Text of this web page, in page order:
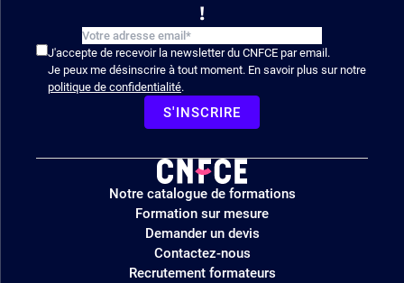
!
J'accepte de recevoir la newsletter du CNFCE par email.
Je peux me désinscrire à tout moment. En savoir plus sur notre
politique de confidentialité.
S'INSCRIRE
Logo
site
Notre catalogue de formations
Formation sur mesure
Demander un devis
Contactez-nous
Recrutement formateurs